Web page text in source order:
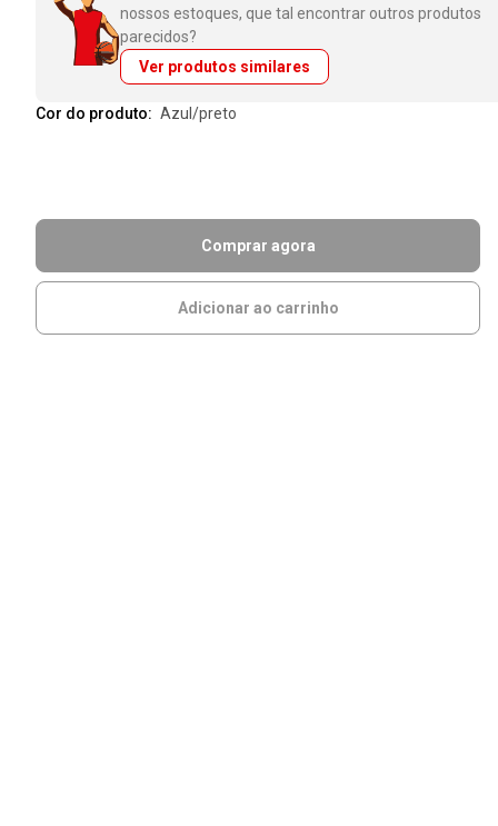
nossos estoques, que tal encontrar outros produtos
parecidos?
Ver produtos similares
Cor do produto: azul/preto
Comprar agora
Adicionar ao carrinho